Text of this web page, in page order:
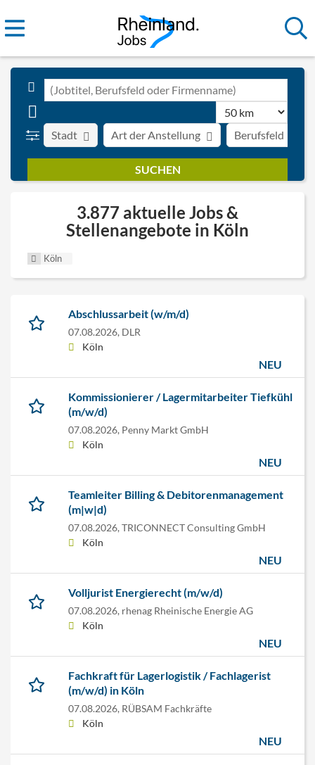
Stadt Art der Anstellung Berufsfeld
3.877 aktuelle Jobs &
Stellenangebote in Köln
Köln
Abschlussarbeit (w/m/d)
07.08.2026, DLR
Köln
NEU
Kommissionierer / Lagermitarbeiter Tiefkühl
(m/w/d)
07.08.2026, Penny Markt GmbH
Köln
NEU
Teamleiter Billing & Debitorenmanagement
(m|w|d)
07.08.2026, TRICONNECT Consulting GmbH
Köln
NEU
Volljurist Energierecht (m/w/d)
07.08.2026, rhenag Rheinische Energie AG
Köln
NEU
Fachkraft für Lagerlogistik / Fachlagerist
(m/w/d) in Köln
07.08.2026, RÜBSAM Fachkräfte
Köln
NEU